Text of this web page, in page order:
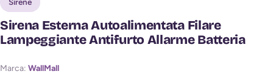
Sirena Esterna Autoalimentata Filare
Lampeggiante Antifurto Allarme Batteria
Marca: WallMall